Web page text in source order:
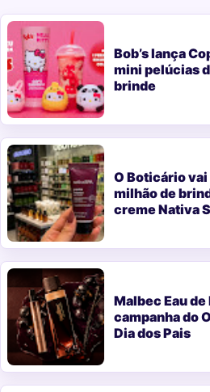
Bob’s lança
mini pelúcias
brinde
O Boticário
milhão de
creme Nativa
Malbec Eau
campanha do
Dia dos Pais